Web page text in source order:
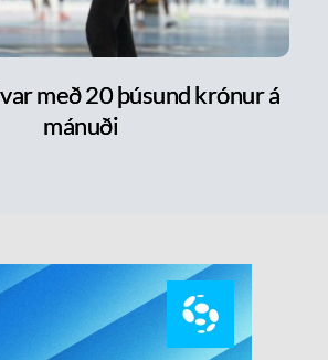
með 20 þúsund krónur á
mánuði